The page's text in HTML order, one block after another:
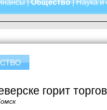
|Общество|Наука и
горит